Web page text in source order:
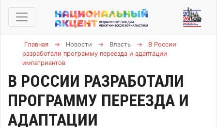
Главная → Новости → Власть →
В России
разработали программу переезда и адаптации
импатриантов
В РОССИИ РАЗРАБОТАЛИ
ПРОГРАММУ ПЕРЕЕЗДА И
АДАПТАЦИИ